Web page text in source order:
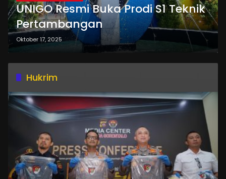
UNIGO Resmi Buka Prodi S1 Teknik
Pertambangan
Oktober 17, 2025
Hukrim